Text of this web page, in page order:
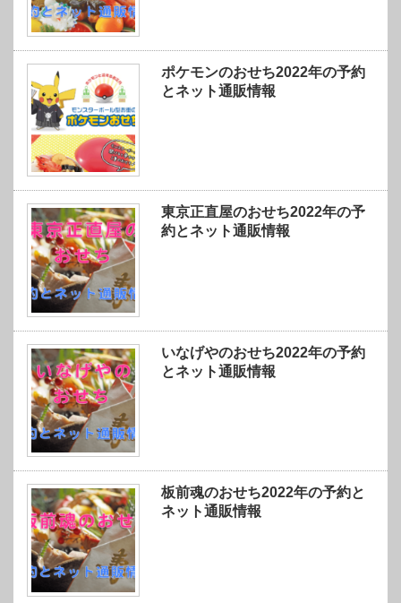
ポケモンのおせち2022年の予約
とネット通販情報
東京正直屋のおせち2022年の予
約とネット通販情報
いなげやのおせち2022年の予約
とネット通販情報
板前魂のおせち2022年の予約と
ネット通販情報